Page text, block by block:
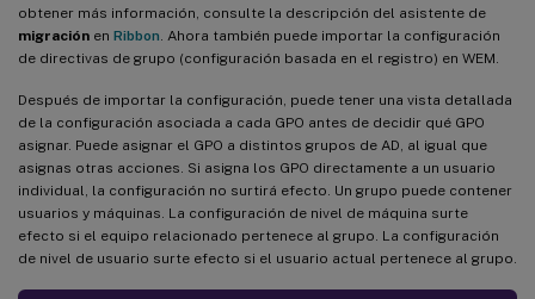
obtener más información, consulte la descripción del asistente de
migración en Ribbon . Ahora también puede importar la configuración
de directivas de grupo (configuración basada en el registro) en WEM.
Después de importar la configuración, puede tener una vista detallada
de la configuración asociada a cada GPO antes de decidir qué GPO
asignar. Puede asignar el GPO a distintos grupos de AD, al igual que
asignas otras acciones. Si asigna los GPO directamente a un usuario
individual, la configuración no surtirá efecto. Un grupo puede contener
usuarios y máquinas. La configuración de nivel de máquina surte
efecto si el equipo relacionado pertenece al grupo. La configuración
de nivel de usuario surte efecto si el usuario actual pertenece al grupo.